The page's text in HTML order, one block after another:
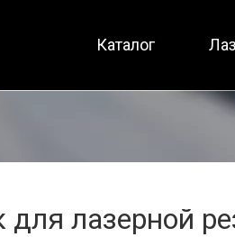
Каталог
для лазерной